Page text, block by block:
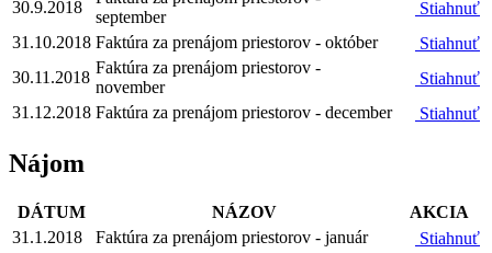
30.9.2018
september
Stiahnuť
31.10.2018 Faktúra za prenájom priestorov - október
Stiahnuť
30.11.2018
Faktúra za prenájom priestorov -
november
Stiahnuť
31.12.2018 Faktúra za prenájom priestorov - december Stiahnuť
Nájom
DÁTUM NÁZOV
AKCIA
31.1.2018
Faktúra za prenájom priestorov - január
Stiahnuť